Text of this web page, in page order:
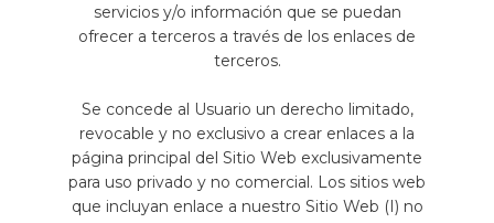
servicios y/o información que se puedan
ofrecer a terceros a través de los enlaces de
terceros.
Se concede al Usuario un derecho limitado,
revocable y no exclusivo a crear enlaces a la
página principal del Sitio Web exclusivamente
para uso privado y no comercial. Los sitios web
que incluyan enlace a nuestro Sitio Web (I) no